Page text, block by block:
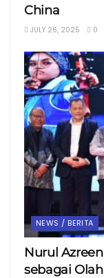
China
JULY 26, 2025 0
NEWS / BERITA
Nurul
sebagai